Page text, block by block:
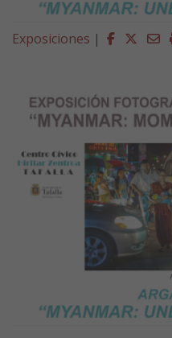
Exposiciones | Facebook